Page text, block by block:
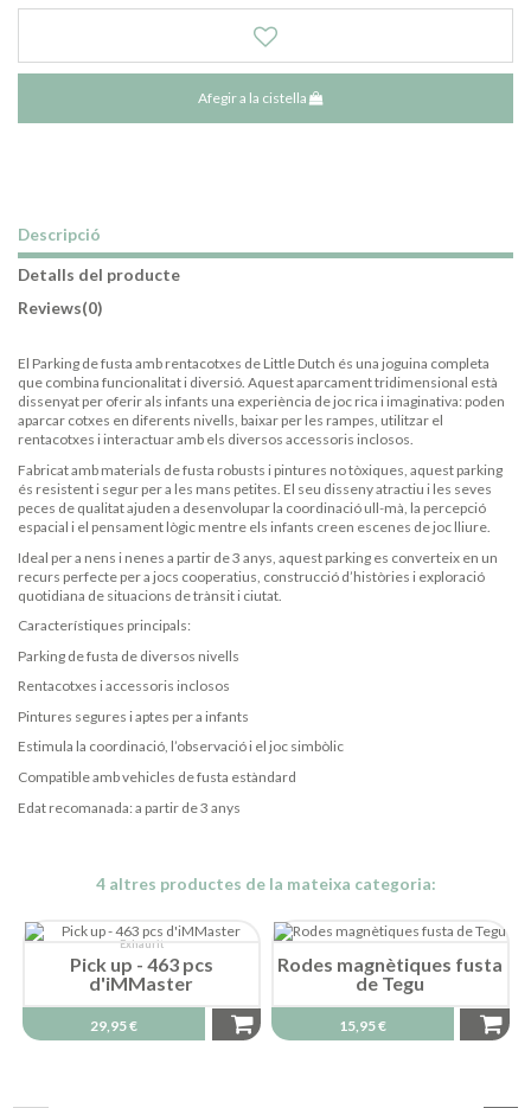
Afegir a la cistella
Descripció
Detalls del producte
Reviews(0)
El Parking de fusta amb rentacotxes de Little Dutch és una joguina completa
que combina funcionalitat i diversió. Aquest aparcament tridimensional està
dissenyat per oferir als infants una experiència de joc rica i imaginativa: poden
aparcar cotxes en diferents nivells, baixar per les rampes, utilitzar el
rentacotxes i interactuar amb els diversos accessoris inclosos.
Fabricat amb materials de fusta robusts i pintures no tòxiques, aquest parking
és resistent i segur per a les mans petites. El seu disseny atractiu i les seves
peces de qualitat ajuden a desenvolupar la coordinació ull-mà, la percepció
espacial i el pensament lògic mentre els infants creen escenes de joc lliure.
Ideal per a nens i nenes a partir de 3 anys, aquest parking es converteix en un
recurs perfecte per a jocs cooperatius, construcció d’històries i exploració
quotidiana de situacions de trànsit i ciutat.
Característiques principals:
Parking de fusta de diversos nivells
Rentacotxes i accessoris inclosos
Pintures segures i aptes per a infants
Estimula la coordinació, l’observació i el joc simbòlic
Compatible amb vehicles de fusta estàndard
Edat recomanada: a partir de 3 anys
4 altres productes de la mateixa categoria:
Exhaurit
Pick up - 463 pcs
d'iMMaster
29,95 €
Rodes magnètiques fusta
de Tegu
15,95 €